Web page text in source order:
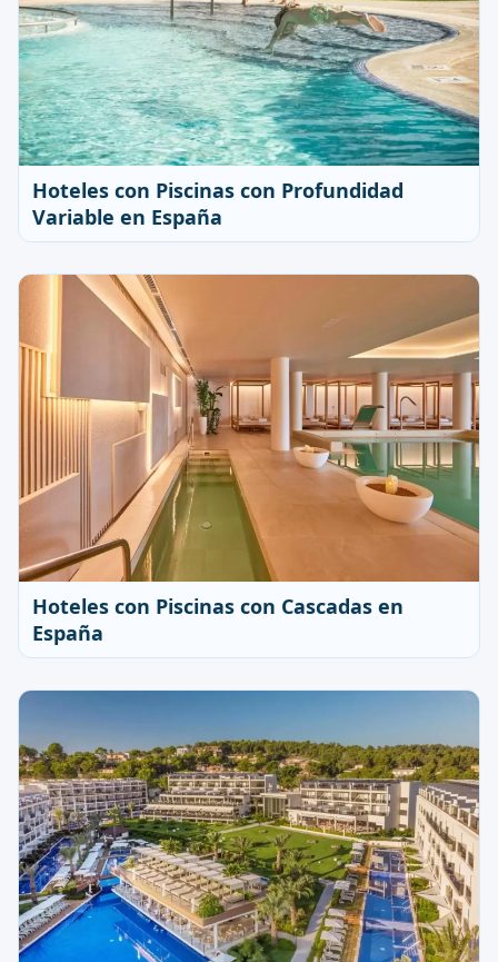
Hoteles con Piscinas con Profundidad
Variable en España
Hoteles con Piscinas con Cascadas en
España